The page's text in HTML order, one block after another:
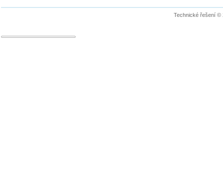
Technické řešení ©